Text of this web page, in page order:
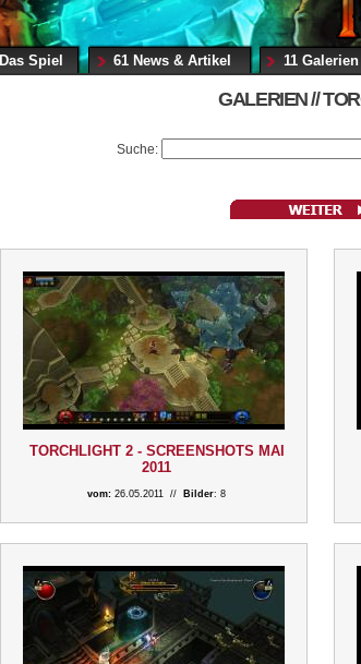
Das Spiel 61 News & Artikel 11 Galerien
GALERIEN //
Suche:
TORCHLIGHT 2 - SCREENSHOTS MAI
2011
vom: 26.05.2011 // Bilder: 8